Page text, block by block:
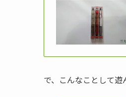
で、こんなことして遊